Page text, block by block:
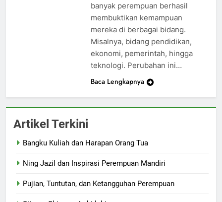
banyak perempuan berhasil
membuktikan kemampuan
mereka di berbagai bidang.
Misalnya, bidang pendidikan,
ekonomi, pemerintah, hingga
teknologi. Perubahan ini…
Baca Lengkapnya
Artikel Terkini
Bangku Kuliah dan Harapan Orang Tua
Ning Jazil dan Inspirasi Perempuan Mandiri
Pujian, Tuntutan, dan Ketangguhan Perempuan